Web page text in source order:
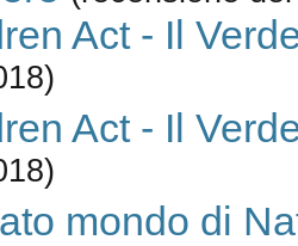
Act - Il
Act - Il
mondo di